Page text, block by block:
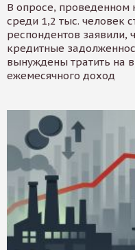
В опросе, проведенном
среди 1,2 тыс. человек
респондентов заявили,
кредитные
вынуждены тратить на
ежемесячного доход